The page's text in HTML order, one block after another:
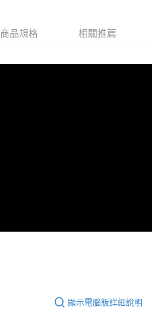
商品規格 相關推薦
顯示電腦版詳細說明